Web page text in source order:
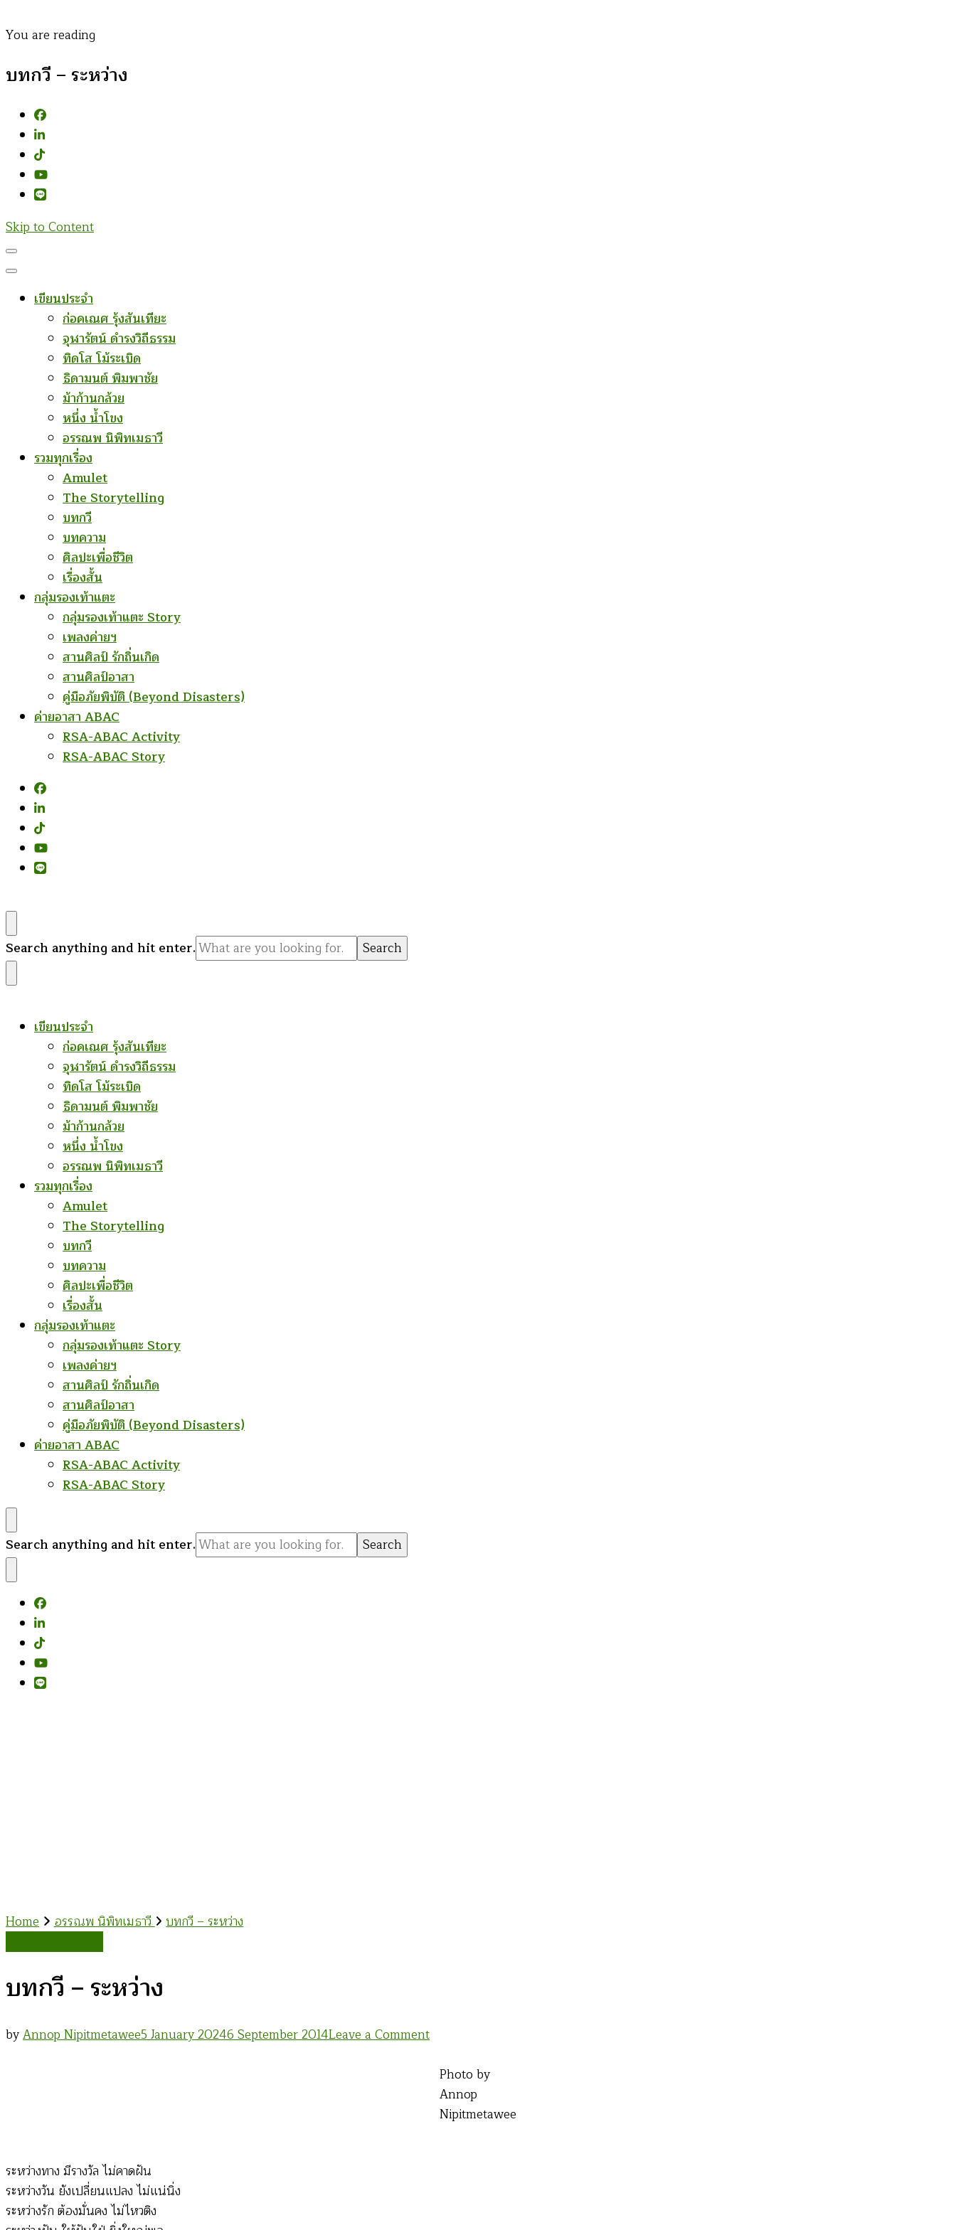
You are reading
บทกวี – ระหว่าง
Skip to Content
เขียนประจำ
ก่อคเณศ รุ้งสันเทียะ
จุฬารัตน์ ดำรงวิถีธรรม
ทิดโส โม้ระเบิด
ธิดามนต์ พิมพาชัย
ม้าก้านกล้วย
หนึ่ง น้ำโขง
อรรณพ นิพิทเมธาวี
รวมทุกเรื่อง
Amulet
The Storytelling
บทกวี
บทความ
ศิลปะเพื่อชีวิต
เรื่องสั้น
กลุ่มรองเท้าแตะ
กลุ่มรองเท้าแตะ Story
เพลงค่ายฯ
สานศิลป์ รักถิ่นเกิด
สานศิลป์อาสา
คู่มือภัยพิบัติ (Beyond Disasters)
ค่ายอาสา ABAC
RSA-ABAC Activity
RSA-ABAC Story
Looking
for
Something?
Search anything and hit enter.
เขียนประจำ
ก่อคเณศ รุ้งสันเทียะ
จุฬารัตน์ ดำรงวิถีธรรม
ทิดโส โม้ระเบิด
ธิดามนต์ พิมพาชัย
ม้าก้านกล้วย
หนึ่ง น้ำโขง
อรรณพ นิพิทเมธาวี
รวมทุกเรื่อง
Amulet
The Storytelling
บทกวี
บทความ
ศิลปะเพื่อชีวิต
เรื่องสั้น
กลุ่มรองเท้าแตะ
กลุ่มรองเท้าแตะ Story
เพลงค่ายฯ
สานศิลป์ รักถิ่นเกิด
สานศิลป์อาสา
คู่มือภัยพิบัติ (Beyond Disasters)
ค่ายอาสา ABAC
RSA-ABAC Activity
RSA-ABAC Story
Looking
for
Something?
Search anything and hit enter.
Home อรรณพ นิพิทเมธาวี บทกวี – ระหว่าง
บทกวี – ระหว่าง
byAnnop Nipitmetawee5 January 20246 September 2014Leave a Commenton
กวี
ระหว่าง
Photo by
Annop
Nipitmetawee
ระหว่างทาง มีรางวัล ไม่คาดฝัน
ระหว่างวัน ยังเปลี่ยนแปลง ไม่แน่นิ่ง
ระหว่างรัก ต้องมั่นคง ไม่ไหวติง